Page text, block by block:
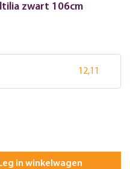
zwart 106cm
12,11
Leg in winkelwagen